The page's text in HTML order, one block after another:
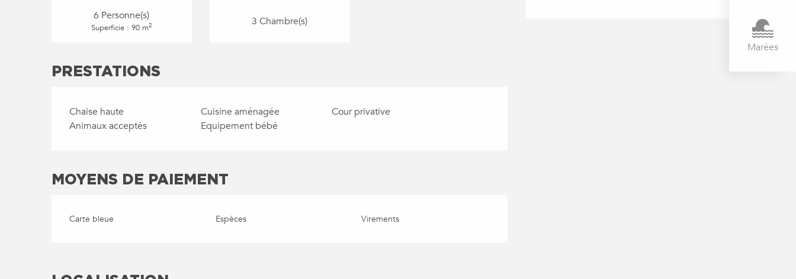
Marées
6 Personne(s)
Superficie : 90 m2 3 Chambre(s)
PRESTATIONS
Chaise haute Cuisine aménagée
Cour privative
Animaux acceptés
Equipement bébé
MOYENS DE PAIEMENT
Carte bleue Espèces Virements